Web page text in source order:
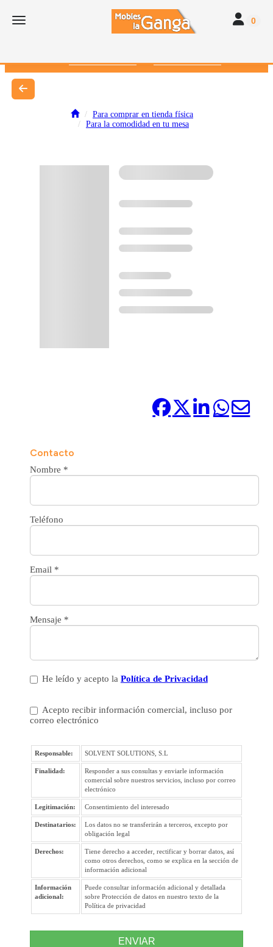
Toggle navigation Toggle
0
Para comprar en tienda física
Para la comodidad en tu mesa
Contacto
Nombre *
Teléfono
Email *
Mensaje *
He leído y acepto la Política de Privacidad
Acepto recibir información comercial, incluso por
correo electrónico
Responsable: SOLVENT SOLUTIONS, S.L
Finalidad:
Responder a sus consultas y enviarle información
comercial sobre nuestros servicios, incluso por correo
electrónico
Legitimación: Consentimiento del interesado
Destinatarios:
Los datos no se transferirán a terceros, excepto por
obligación legal
Derechos:
Tiene derecho a acceder, rectificar y borrar datos, así
como otros derechos, como se explica en la sección de
información adicional
Información
adicional:
Puede consultar información adicional y detallada
sobre Protección de datos en nuestro texto de la
Política de privacidad
ENVIAR